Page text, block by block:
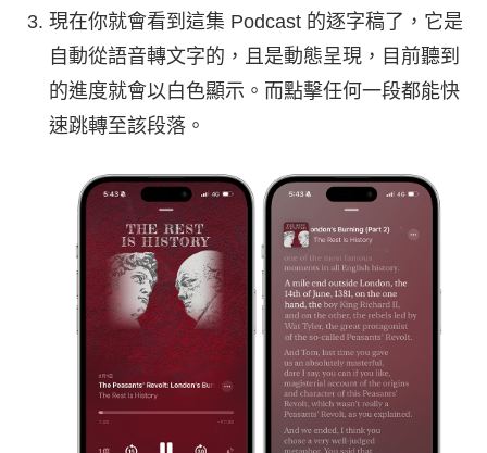
現在你就會看到這集 Podcast 的逐字稿了，它是
自動從語音轉文字的，且是動態呈現，目前聽到
的進度就會以白色顯示。而點擊任何一段都能快
速跳轉至該段落。